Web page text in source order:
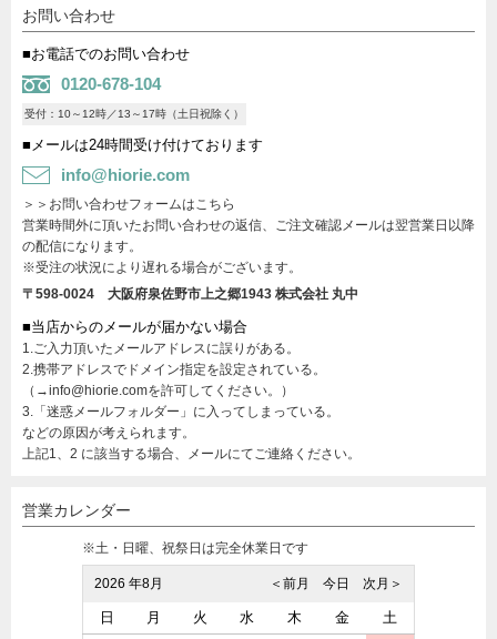
お問い合わせ
■お電話でのお問い合わせ
0120-678-104
受付：10～12時／13～17時（土日祝除く）
■メールは24時間受け付けております
info@hiorie.com
＞＞お問い合わせフォームはこちら
営業時間外に頂いたお問い合わせの返信、ご注文確認メールは翌営業日以降
の配信になります。
※受注の状況により遅れる場合がございます。
〒598-0024 大阪府泉佐野市上之郷1943 株式会社 丸中
■当店からのメールが届かない場合
1.ご入力頂いたメールアドレスに誤りがある。
2.携帯アドレスでドメイン指定を設定されている。
（→info@hiorie.comを許可してください。）
3.「迷惑メールフォルダー」に入ってしまっている。
などの原因が考えられます。
上記1、2 に該当する場合、メールにてご連絡ください。
営業カレンダー
※土・日曜、祝祭日は完全休業日です
2026 年8月 次月＞
今日
＜前月
日 月 火 水 木 金
土